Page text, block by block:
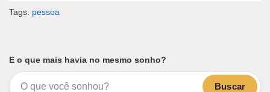
Tags: pessoa
E o que mais havia no mesmo sonho?
Buscar